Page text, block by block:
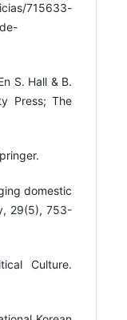
715633-
S. Hall & B.
Press; The
domestic
29(5), 753-
Culture.